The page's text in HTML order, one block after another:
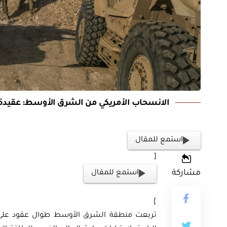
الانسحاب الأمريكي من الشرق الأوسط:
استمع للمقال
مشاركة
[
استمع للمقال
]
تربعت منطقة الشرق الأوسط طوال عقود على
Add To Cart
على مستقبل
العالمية